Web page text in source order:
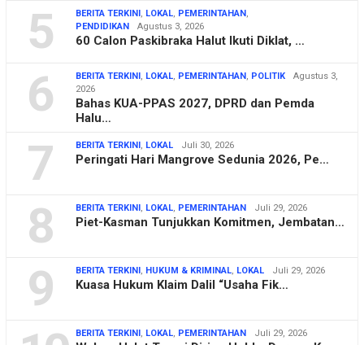
5 BERITA TERKINI , LOKAL, PEMERINTAHAN ,
PENDIDIKAN
Agustus 3, 2026
60 Calon Paskibraka Halut Ikuti Diklat, …
6 BERITA TERKINI , LOKAL, PEMERINTAHAN , POLITIK
Agustus 3,
2026
Bahas KUA-PPAS 2027, DPRD dan Pemda
Halu…
7 BERITA TERKINI , LOKAL Juli 30, 2026
Peringati Hari Mangrove Sedunia 2026, Pe…
8 BERITA TERKINI , LOKAL, PEMERINTAHAN Juli 29, 2026
Piet-Kasman Tunjukkan Komitmen, Jembatan…
9 BERITA TERKINI , HUKUM & KRIMINAL, LOKAL Juli 29, 2026
Kuasa Hukum Klaim Dalil “Usaha Fik…
BERITA TERKINI , LOKAL, PEMERINTAHAN Juli 29, 2026